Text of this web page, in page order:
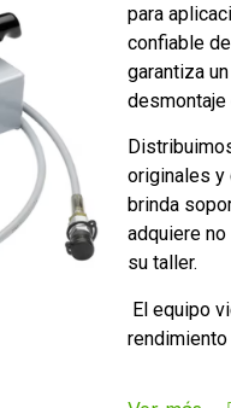
para
confiable
garantiza
originales y
brinda
adquiere
su taller.
El equipo